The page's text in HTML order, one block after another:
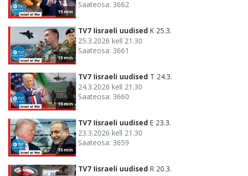
15 min
Saateosa: 3662
15 min
TV7 Iisraeli uudised K 25.3.
25.3.2026 kell 21.30
Saateosa: 3661
15 min
TV7 Iisraeli uudised T 24.3.
24.3.2026 kell 21.30
Saateosa: 3660
15 min
TV7 Iisraeli uudised E 23.3.
23.3.2026 kell 21.30
Saateosa: 3659
TV7 Iisraeli uudised R 20.3.